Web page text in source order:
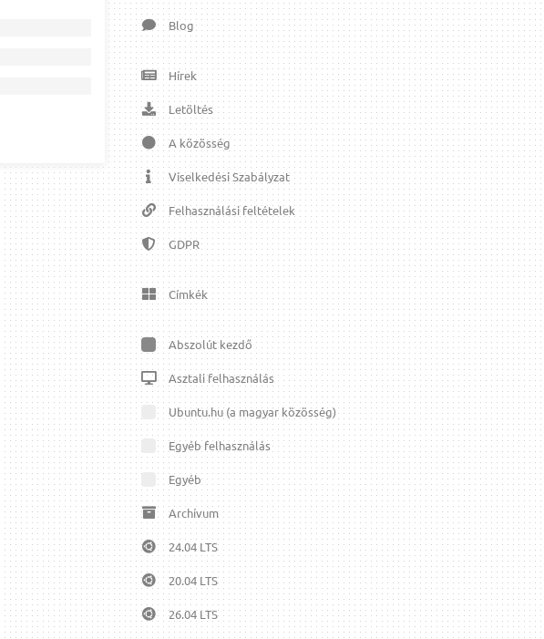
Blog
Hírek
Letöltés
A közösség
Viselkedési Szabályzat
Felhasználási feltételek
GDPR
Címkék
Abszolút kezdő
Asztali felhasználás
Ubuntu.hu (a magyar közösség)
Egyéb felhasználás
Egyéb
Archívum
24.04 LTS
20.04 LTS
26.04 LTS